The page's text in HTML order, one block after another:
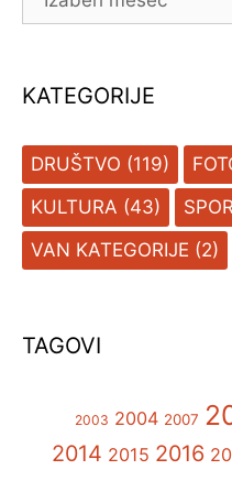
KATEGORIJE
DRUŠTVO (119)
KULTURA (43)
VAN KATEGORIJE (2)
TAGOVI
2003 2004 2007
2014 2015 2016